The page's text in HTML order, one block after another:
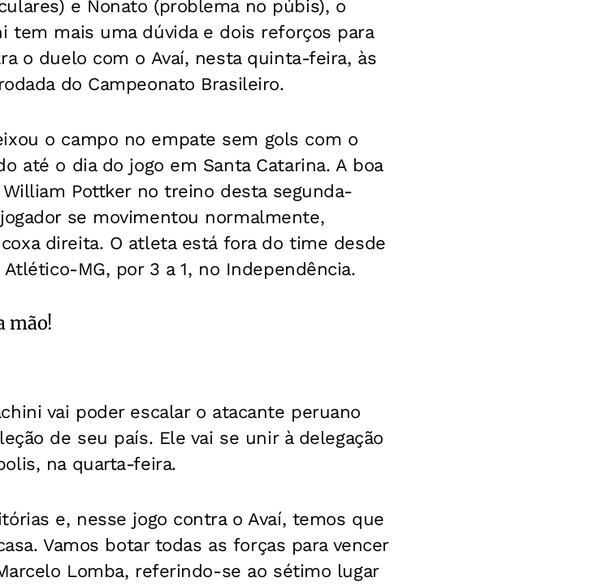
e Nonato (problema no púbis), o
tem mais uma dúvida e dois reforços para
o duelo com o Avaí, nesta quinta-feira, às
do Campeonato Brasileiro.
o campo no empate sem gols com o
até o dia do jogo em Santa Catarina. A boa
Pottker no treino desta segunda-
se movimentou normalmente,
direita. O atleta está fora do time desde
MG, por 3 a 1, no Independência.
mão!
vai poder escalar o atacante peruano
de seu país. Ele vai se unir à delegação
na quarta-feira.
e, nesse jogo contra o Avaí, temos que
Vamos botar todas as forças para vencer
Lomba, referindo-se ao sétimo lugar